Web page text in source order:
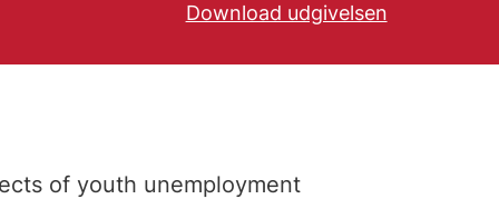
Download udgivelsen
of youth unemployment